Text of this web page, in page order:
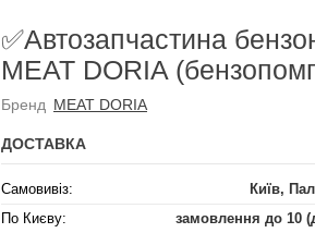
✅Автозапчастина
MEAT DORIA
Бренд MEAT DORIA
ДОСТАВКА
Самовивіз:
Київ,
По Києву:
замовлення до 10